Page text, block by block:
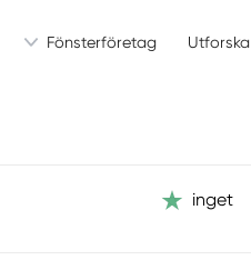
Fönsterföretag Utforska
inget